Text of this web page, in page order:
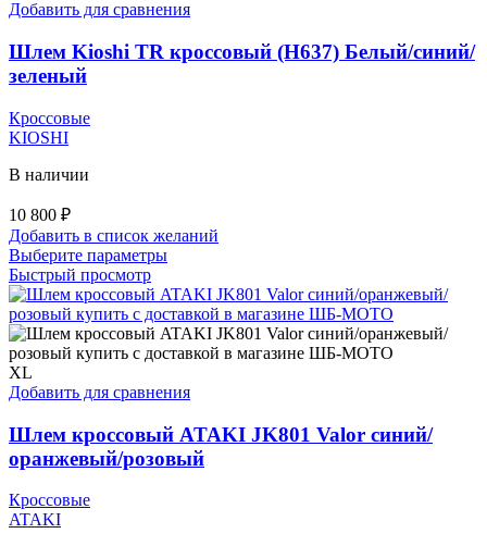
выбрать
странице
товара.
Добавить для сравнения
Шлем Kioshi TR кроссовый (H637) Белый/синий/
зеленый
Кроссовые
KIOSHI
В наличии
10 800 ₽
Добавить в список желаний
Выберите параметрыЭтот
имеет
несколько
вариаций.
Опции
выбрать
странице
товара.
Быстрый просмотр
XL
Добавить для сравнения
Шлем кроссовый ATAKI JK801 Valor синий/
оранжевый/розовый
Кроссовые
ATAKI